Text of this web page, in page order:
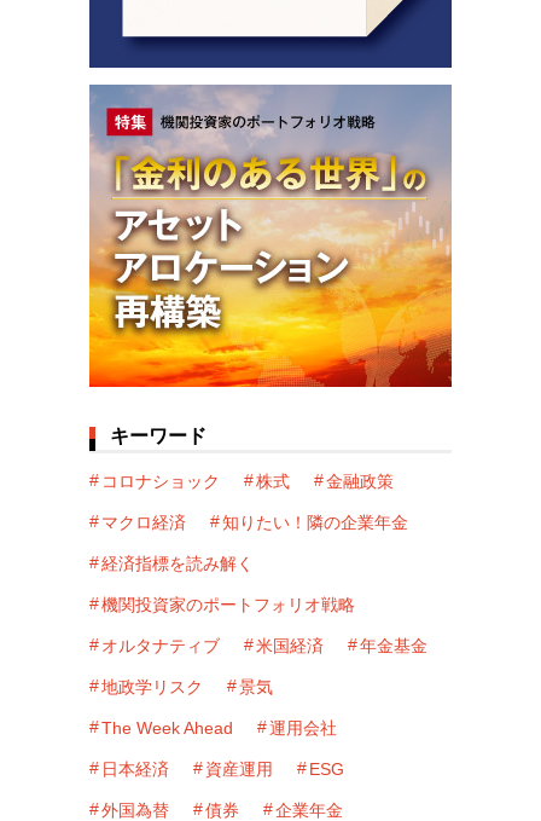
キーワード
コロナショック 株式 金融政策
マクロ経済 知りたい！隣の企業年金
経済指標を読み解く
機関投資家のポートフォリオ戦略
オルタナティブ 米国経済 年金基金
地政学リスク 景気
The Week Ahead 運用会社
日本経済 資産運用 ESG
外国為替 債券 企業年金